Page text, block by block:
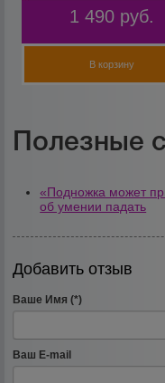
1 490 руб.
В корзину
Полезные
«Подножка может
об умении падать
Добавить отзыв
Ваше Имя (*)
Ваш E-mail